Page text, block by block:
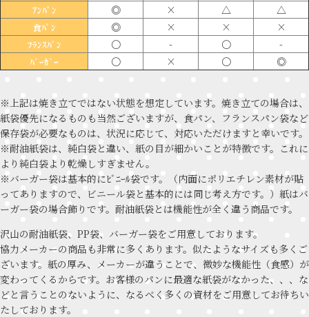
ｱﾝﾊﾟﾝ ◎ × △ △
食ﾊﾟﾝ ◎ × × ×
ﾌﾗﾝｽﾊﾟﾝ 〇 - 〇 -
ﾊﾞｰｶﾞｰ 〇 × 〇 ◎
※上記は焼き立てではない状態を想定しています。焼き立ての場合は、
紙袋優先になるものも当然ございますが、食パン、フランスパン袋など
保存袋が必要なものは、状況に応じて、対応いただけますと幸いです。
※耐油紙袋は、純白袋と違い、紙の目が細かいことが特徴です。これに
より純白袋より乾燥しすぎません。
※バーガー袋は基本的にﾋﾞﾆｰﾙ袋です。（内面にポリエチレン素材が貼
ってありますので、ビニール袋と基本的には同じ考え方です。）紙はバ
ーガー袋の場合飾りです。耐油紙袋とは機能性が全く違う商品です。
沢山の耐油紙袋、PP袋、バーガー袋をご用意しております。
協力メーカーの商品も非常に多くあります。似たようなサイズも多くご
ざいます。紙の厚み、メーカーが違うことで、微妙な機能性（食感）が
変わってくるからです。お客様のパンに最適な紙袋がなかった、、、な
どと言うことのないように、なるべく多くの資材をご用意してお待ちい
たしております。